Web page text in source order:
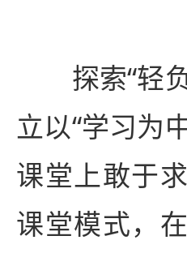
探索“轻负
立以“学习为
课堂上敢于
课堂模式，